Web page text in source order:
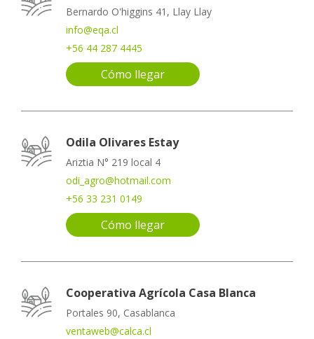
Bernardo O'higgins 41, Llay Llay
info@eqa.cl
+56 44 287 4445
Cómo llegar
Odila Olivares Estay
Ariztia N° 219 local 4
odi_agro@hotmail.com
+56 33 231 0149
Cómo llegar
Cooperativa Agrícola Casa Blanca
Portales 90, Casablanca
ventaweb@calca.cl